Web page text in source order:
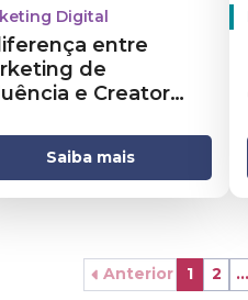
Digital
entre
de
e Creator
Saiba mais
Anterior 1 2 ...